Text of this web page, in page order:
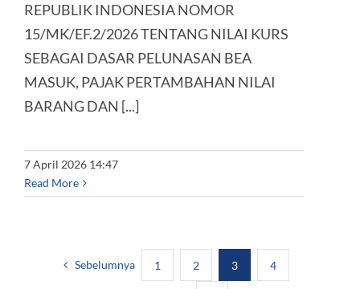
REPUBLIK INDONESIA NOMOR
15/MK/EF.2/2026 TENTANG NILAI KURS
SEBAGAI DASAR PELUNASAN BEA
MASUK, PAJAK PERTAMBAHAN NILAI
BARANG DAN [...]
7 April 2026 14:47
Read More
Sebelumnya 1 2 3 4